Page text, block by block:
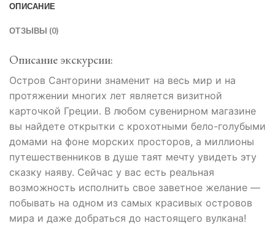
ОПИСАНИЕ
ОТЗЫВЫ (0)
Описание экскурсии:
Остров Санторини знаменит на весь мир и на
протяжении многих лет является визитной
карточкой Греции. В любом сувенирном магазине
вы найдете открытки с крохотными бело-голубыми
домами на фоне морских просторов, а миллионы
путешественников в душе таят мечту увидеть эту
сказку наяву. Сейчас у вас есть реальная
возможность исполнить свое заветное желание —
побывать на одном из самых красивых островов
мира и даже добраться до настоящего вулкана!